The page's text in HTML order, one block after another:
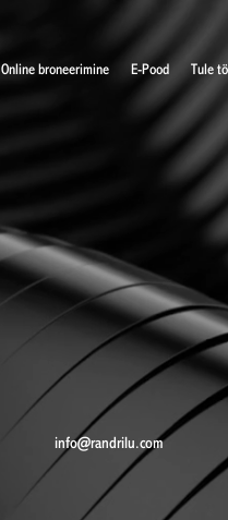
Online broneerimine E-Pood Tule
info@randrilu.com